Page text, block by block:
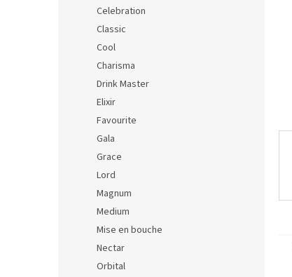
Celebration
Classic
Cool
Charisma
Drink Master
Elixir
Favourite
Gala
Grace
Lord
Magnum
Medium
Mise en bouche
Nectar
Orbital